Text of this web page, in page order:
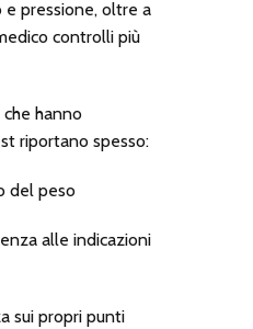
pressione, oltre a
controlli più
hanno
riportano spesso:
del peso
alle indicazioni
sui propri punti